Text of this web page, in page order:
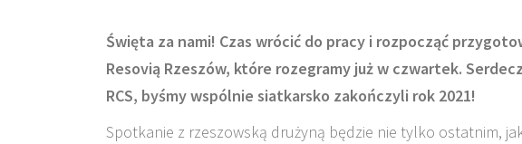
Święta za nami! Czas wrócić do pracy i rozpocząć
Resovią Rzeszów, które rozegramy już w czwartek.
RCS, byśmy wspólnie siatkarsko zakończyli rok 2021!
Spotkanie z rzeszowską drużyną będzie nie tylko ostatnim,